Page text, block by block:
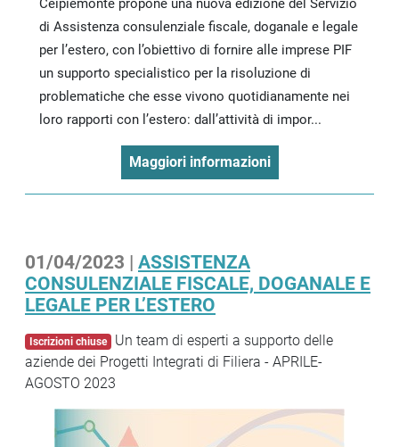
Ceipiemonte propone una nuova edizione del Servizio
di Assistenza consulenziale fiscale, doganale e legale
per l’estero, con l’obiettivo di fornire alle imprese PIF
un supporto specialistico per la risoluzione di
problematiche che esse vivono quotidianamente nei
loro rapporti con l’estero: dall’attività di impor...
Maggiori informazioni
01/04/2023 | ASSISTENZA
CONSULENZIALE FISCALE, DOGANALE E
LEGALE PER L’ESTERO
Iscrizioni chiuse Un team di esperti a supporto delle
aziende dei Progetti Integrati di Filiera - APRILE-
AGOSTO 2023